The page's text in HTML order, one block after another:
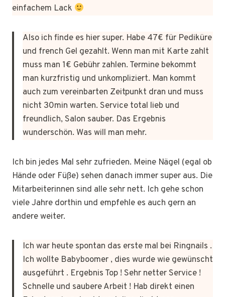
einfachem Lack
Also ich finde es hier super. Habe 47€ für Pediküre
und french Gel gezahlt. Wenn man mit Karte zahlt
muss man 1€ Gebühr zahlen. Termine bekommt
man kurzfristig und unkompliziert. Man kommt
auch zum vereinbarten Zeitpunkt dran und muss
nicht 30min warten. Service total lieb und
freundlich, Salon sauber. Das Ergebnis
wunderschön. Was will man mehr.
Ich bin jedes Mal sehr zufrieden. Meine Nägel (egal ob
Hände oder Füße) sehen danach immer super aus. Die
Mitarbeiterinnen sind alle sehr nett. Ich gehe schon
viele Jahre dorthin und empfehle es auch gern an
andere weiter.
Ich war heute spontan das erste mal bei Ringnails .
Ich wollte Babyboomer , dies wurde wie gewünscht
ausgeführt . Ergebnis Top ! Sehr netter Service !
Schnelle und saubere Arbeit ! Hab direkt einen